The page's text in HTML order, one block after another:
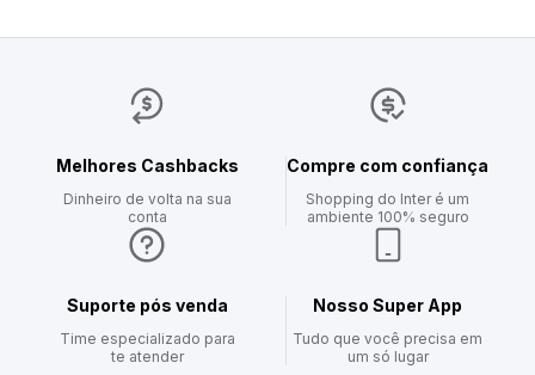
Amortecimento
Melhores Cashbacks
Dinheiro de volta na sua
conta
Compre com confiança
Shopping do Inter é um
ambiente 100% seguro
Suporte pós venda
Time especializado para
te atender
Nosso Super App
Tudo que você precisa em
um só lugar